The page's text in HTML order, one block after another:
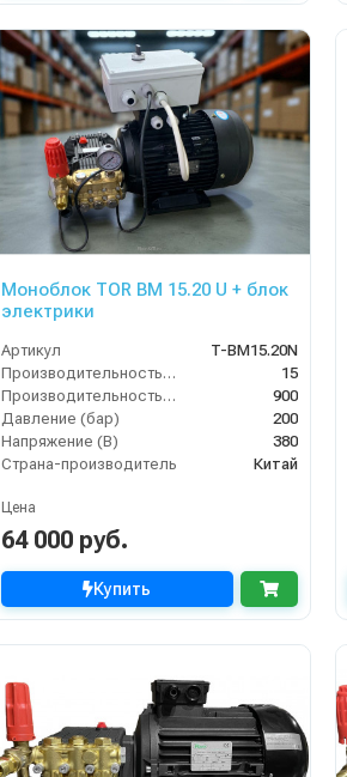
Моноблок TOR BM 15.20 U + блок
электрики
Артикул
T-BM15.20N
Производительность (л/мин)
15
Производительность (л/ч)
900
Давление (бар)
200
Напряжение (В)
380
Страна-производитель
Китай
Цена
64 000 руб.
Купить